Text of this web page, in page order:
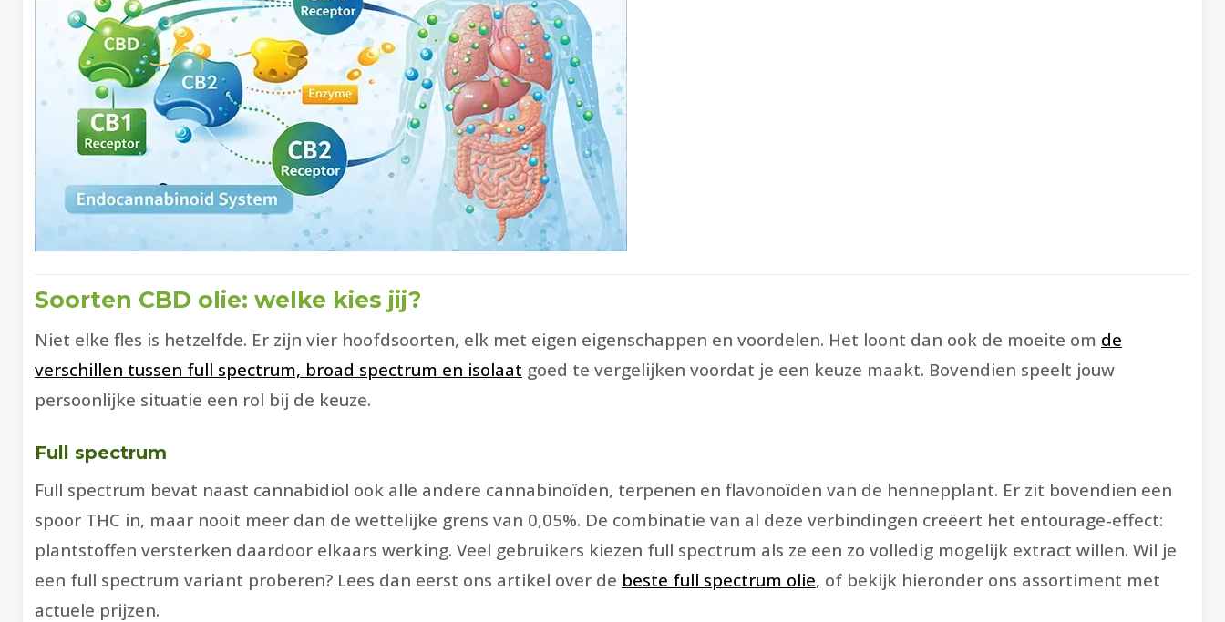
Soorten CBD olie: welke kies jij?
Niet elke fles is hetzelfde. Er zijn vier hoofdsoorten, elk met eigen eigenschappen en voordelen. Het loont dan ook de moeite om de
verschillen tussen full spectrum, broad spectrum en isolaat goed te vergelijken voordat je een keuze maakt. Bovendien speelt jouw
persoonlijke situatie een rol bij de keuze.
Full spectrum
Full spectrum bevat naast cannabidiol ook alle andere cannabinoïden, terpenen en flavonoïden van de hennepplant. Er zit bovendien een
spoor THC in, maar nooit meer dan de wettelijke grens van 0,05%. De combinatie van al deze verbindingen creëert het entourage-effect:
plantstoffen versterken daardoor elkaars werking. Veel gebruikers kiezen full spectrum als ze een zo volledig mogelijk extract willen. Wil je
een full spectrum variant proberen? Lees dan eerst ons artikel over de beste full spectrum olie, of bekijk hieronder ons assortiment met
actuele prijzen.